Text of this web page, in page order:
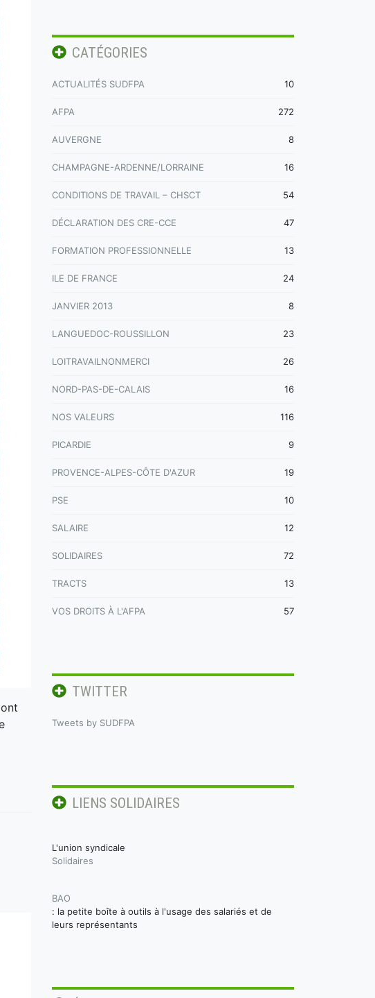
CATÉGORIES
ACTUALITÉS SUDFPA 10
AFPA 272
AUVERGNE 8
CHAMPAGNE-ARDENNE/LORRAINE 16
CONDITIONS DE TRAVAIL – CHSCT 54
DÉCLARATION DES CRE-CCE 47
FORMATION PROFESSIONNELLE 13
ILE DE FRANCE 24
JANVIER 2013 8
LANGUEDOC-ROUSSILLON 23
LOITRAVAILNONMERCI 26
NORD-PAS-DE-CALAIS 16
NOS VALEURS 116
PICARDIE 9
PROVENCE-ALPES-CÔTE D'AZUR 19
PSE 10
SALAIRE 12
SOLIDAIRES 72
TRACTS 13
VOS DROITS À L'AFPA 57
TWITTER
Tweets by SUDFPA
LIENS SOLIDAIRES
L'union syndicale
Solidaires
BAO
: la petite boîte à outils à l'usage des salariés et de
leurs représentants